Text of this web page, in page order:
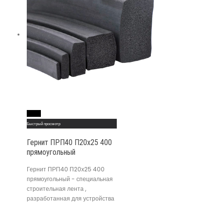
Быстрый просмотр
Гернит ПРП40 П20х25 400
прямоугольный
Гернит ПРП40 П20х25 400
прямоугольный - специальная
строительная лента ,
разработанная для устройства